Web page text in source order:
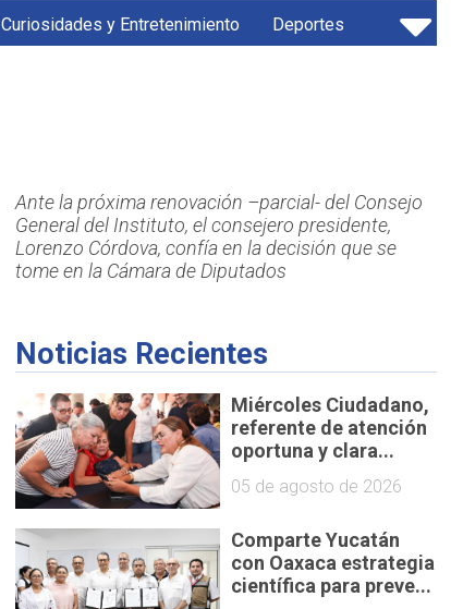
Curiosidades y Entretenimiento Deportes
Ante la próxima renovación –parcial- del Consejo
General del Instituto, el consejero presidente,
Lorenzo Córdova, confía en la decisión que se
tome en la Cámara de Diputados
Noticias Recientes
Miércoles Ciudadano,
referente de atención
oportuna y clara...
05 de agosto de 2026
Comparte Yucatán
con Oaxaca estrategia
científica para preve...